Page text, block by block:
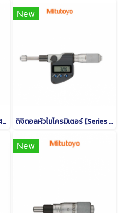
หัวไมโครมิเตอร์ [series 148-243]
New
ดิจิตอลหัวไมโครมิเตอร์ [Series 350-261]
New